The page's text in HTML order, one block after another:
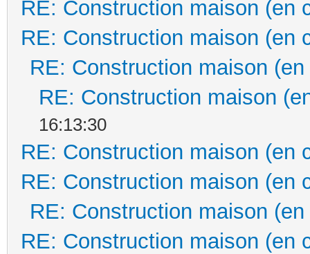
RE: Construction maison (en
RE: Construction maison (en
RE: Construction maison
RE: Construction maison
16:13:30
RE: Construction maison (en
RE: Construction maison (en
RE: Construction maison
RE: Construction maison (en